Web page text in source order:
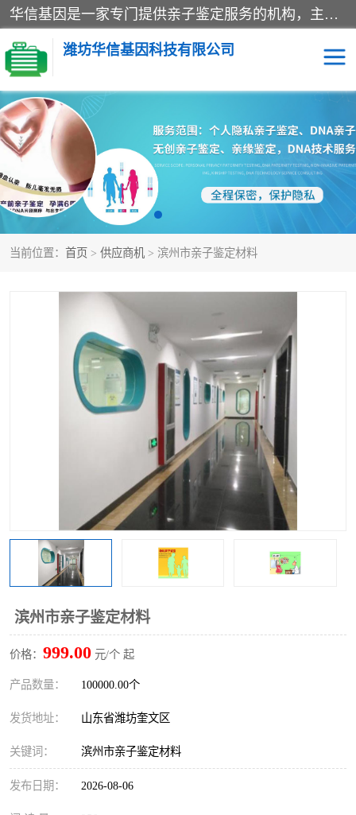
华信基因是一家专门提供亲子鉴定服务的机构，主要业务：济南亲子鉴定、临沂亲子鉴定、菏泽亲子鉴定、淄博亲子鉴定、青岛亲子鉴定、日照亲子鉴定、临朐亲子鉴定、寿光亲子鉴定等，联合广州、上海、北京、深圳、杭州、武汉、成都、合肥、贵阳、沈阳等地区有法医物证鉴定机构及基因检测公司，为国内外客户提供便捷的DNA鉴定服务。
潍坊华信基因科技有限公司
当前位置： 首页 > 供应商机 > 滨州市亲子鉴定材料
滨州市亲子鉴定材料
价格： 999.00 元/个 起
产品数量： 100000.00个
发货地址： 山东省潍坊奎文区
关键词： 滨州市亲子鉴定材料
发布日期： 2026-08-06
亲子鉴定 DNA亲子鉴定
隐私亲子鉴定 无创亲子鉴定
孕期亲子鉴定